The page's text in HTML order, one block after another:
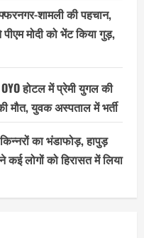
शामली की पहचान,
मोदी को भेंट किया गुड़,
होटल में प्रेमी युगल की
मौत, युवक अस्पताल में भर्ती
का भंडाफोड़, हापुड़
कई लोगों को हिरासत में लिया